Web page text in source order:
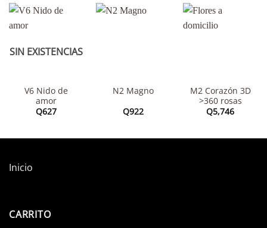
SIN EXISTENCIAS
V6 Nido de
amor
Q627
N2 Magno
Q922
M2 Corazón 3D
>360 rosas
Q5,746
Inicio
CARRITO